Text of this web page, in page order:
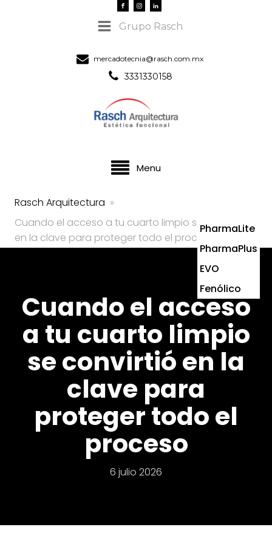
Grupo Rasch
mercadotecnia@rasch.com.mx
3331330158
Menu
PharmaLite
PharmaPlus
EVO
Fenólico
Rasch Arquitectura »
Cuando el acceso a tu cuarto limpio se convirtió
en la clave para proteger todo el proceso
Cuando el acceso
a tu cuarto limpio
se convirtió en la
clave para
proteger todo el
proceso
6 julio 2026